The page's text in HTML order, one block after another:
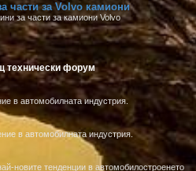
части за Volvo камиони
за части за камиони Volvo
технически форум
в автомобилната индустрия.
в автомобилната индустрия.
новите тенденции в автомобилостроенето